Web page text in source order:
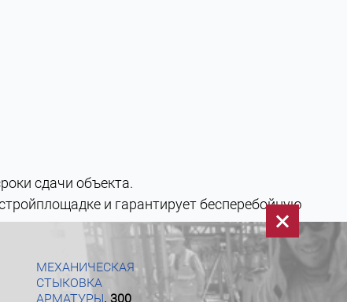
сдачи объекта.
и гарантирует бесперебойную
обжатия.
МЕХАНИЧЕСКАЯ
СТЫКОВКА
АРМАТУРЫ. 300